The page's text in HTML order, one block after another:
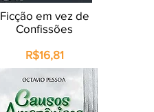
Ficção em vez de
Confissões
R$16,81